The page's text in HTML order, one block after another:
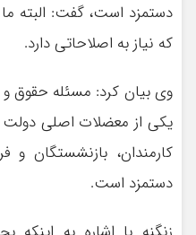
دستمزد است، گفت: البته
که نیاز به اصلاحاتی دارد.
وی بیان کرد: مسئله حقوق
یکی از معضلات اصلی
کارمندان، بازنشستگان
دستمزد است.